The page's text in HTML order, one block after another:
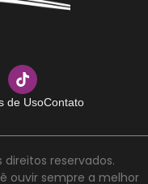
de UsoContato
direitos reservados.
ouvir sempre a melhor